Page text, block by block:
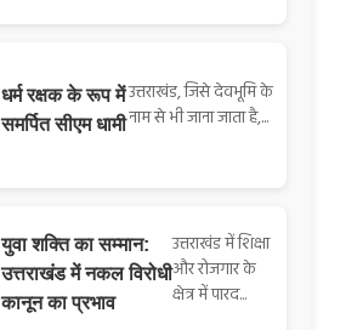
धर्म रक्षक के रूप में
समर्पित सीएम धामी
उत्तराखंड, जिसे देवभूमि के
नाम से भी जाना जाता है,...
युवा शक्ति का सम्मान:
उत्तराखंड में नकल विरोधी
कानून का प्रभाव
उत्तराखंड में शिक्षा
और रोजगार के
क्षेत्र में पारद...